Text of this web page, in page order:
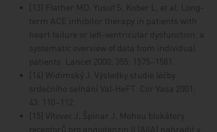
[13] Flather MD, Yusuf S, Kober L, et al. Long-
term ACE inhibitor therapy in patients with
heart failure or left-ventricular dysfunction: a
systematic overview of data from individual
patients. Lancet 2000; 355: 1575–1581.
[14] Widimský J. Výsledky studie léčby
srdečního selhání Val-HeFT. Cor Vasa 2001;
43: 110–112.
[15] Vítovec J, Špinar J. Mohou blokátory
receptorů pro angiotenzin II (AIIA) nahradit v